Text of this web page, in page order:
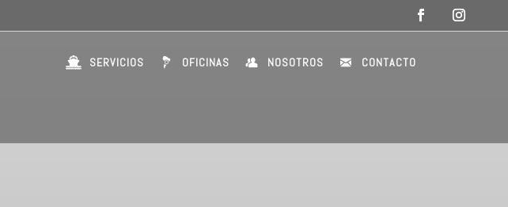
SERVICIOS OFICINAS NOSOTROS CONTACTO